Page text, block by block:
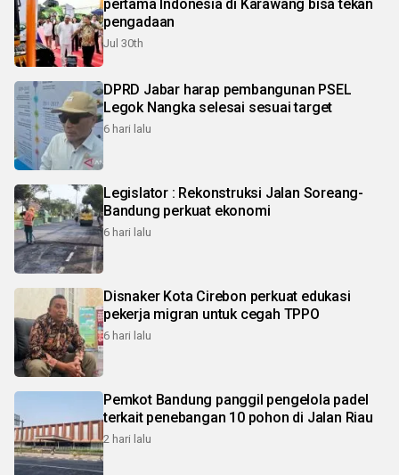
pertama Indonesia di Karawang bisa tekan
pengadaan
Jul 30th
DPRD Jabar harap pembangunan PSEL
Legok Nangka selesai sesuai target
6 hari lalu
Legislator : Rekonstruksi Jalan Soreang-
Bandung perkuat ekonomi
6 hari lalu
Disnaker Kota Cirebon perkuat edukasi
pekerja migran untuk cegah TPPO
6 hari lalu
Pemkot Bandung panggil pengelola padel
terkait penebangan 10 pohon di Jalan Riau
2 hari lalu